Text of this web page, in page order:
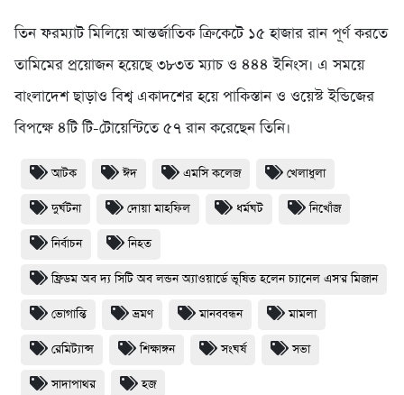
তিন ফরম্যাট মিলিয়ে আন্তর্জাতিক ক্রিকেটে ১৫ হাজার রান পূর্ণ করতে
তামিমের প্রয়োজন হয়েছে ৩৮৩ত ম্যাচ ও ৪৪৪ ইনিংস। এ সময়ে
বাংলাদেশ ছাড়াও বিশ্ব একাদশের হয়ে পাকিস্তান ও ওয়েস্ট ইন্ডিজের
বিপক্ষে ৪টি টি-টোয়েন্টিতে ৫৭ রান করেছেন তিনি।
আটক ঈদ এমসি কলেজ খেলাধুলা
দুর্ঘটনা দোয়া মাহফিল ধর্মঘট নিখোঁজ
নির্বাচন নিহত
ফ্রিডম অব দ্য সিটি অব লন্ডন অ্যাওয়ার্ডে ভূষিত হলেন চ্যানেল এস'র মিজান
ভোগান্তি ভ্রমণ মানববন্ধন মামলা
রেমিট্যান্স শিক্ষাঙ্গন সংঘর্ষ সভা
সাদাপাথর হজ